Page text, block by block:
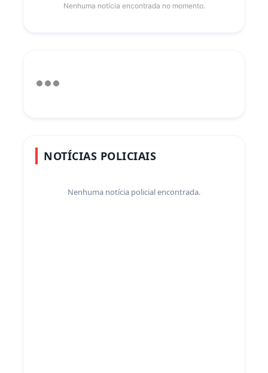
Nenhuma notícia encontrada no momento.
NOTÍCIAS POLICIAIS
Nenhuma notícia policial encontrada.